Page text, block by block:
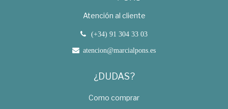
Atención al cliente
(+34) 91 304 33 03
atencion@marcialpons.es
¿DUDAS?
Como comprar